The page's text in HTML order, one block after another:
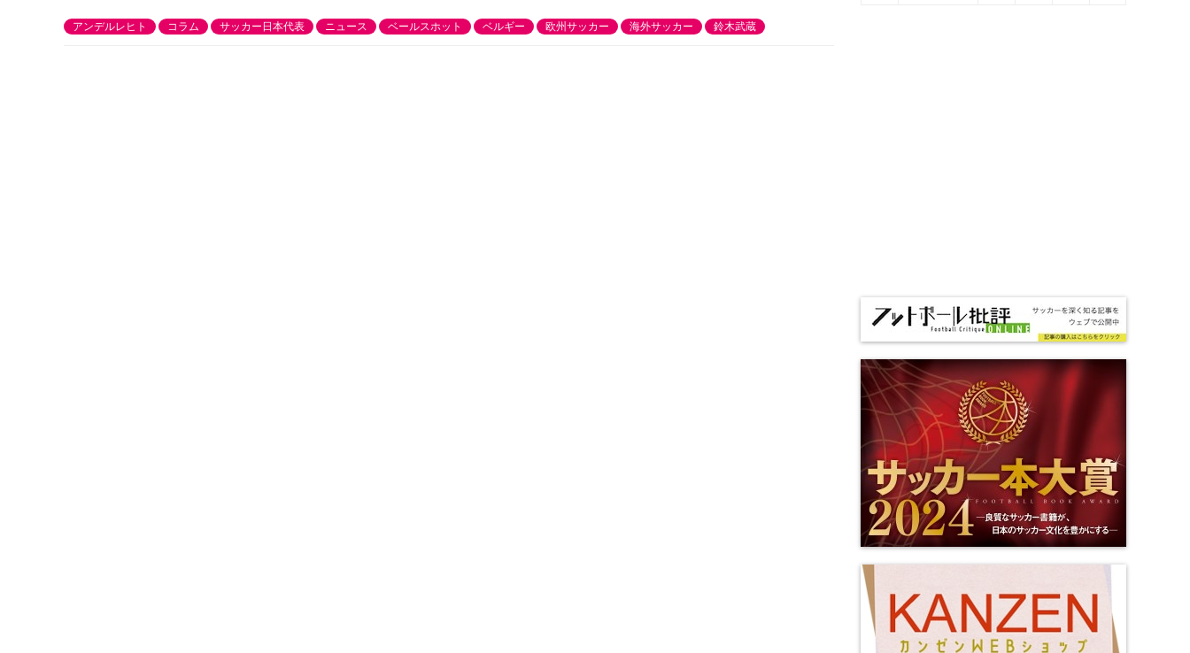
アンデルレヒト コラム サッカー日本代表 ニュース ベールスホット ベルギー 欧州サッカー 海外サッカー 鈴木武蔵